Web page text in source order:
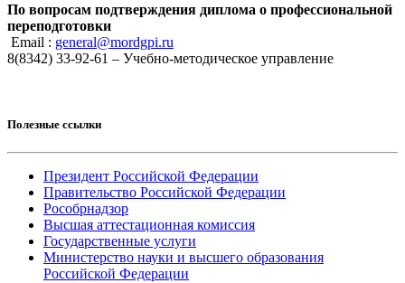
По вопросам подтверждения диплома о профессиональной
переподготовки
Email : general@mordgpi.ru
8(8342) 33-92-61 – Учебно-методическое управление
Полезные ссылки
Президент Российской Федерации
Правительство Российской Федерации
Рособрнадзор
Высшая аттестационная комиссия
Государственные услуги
Министерство науки и высшего образования
Российской Федерации